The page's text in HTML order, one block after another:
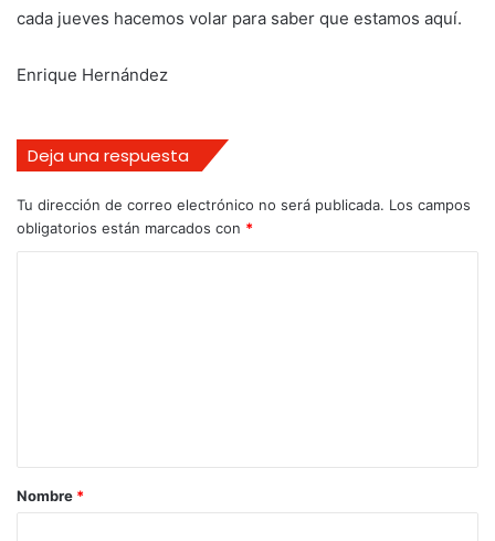
cada jueves hacemos volar para saber que estamos aquí.
Enrique Hernández
Deja una respuesta
Tu dirección de correo electrónico no será publicada. Los campos
obligatorios están marcados con *
Nombre *